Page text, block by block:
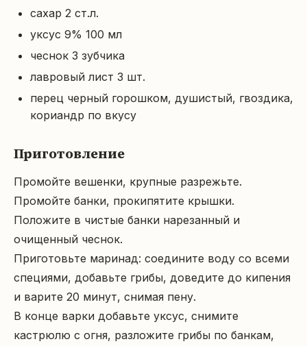
сахар 2 ст.л.
уксус 9% 100 мл
чеснок 3 зубчика
лавровый лист 3 шт.
перец черный горошком, душистый, гвоздика,
кориандр по вкусу
Приготовление
Промойте вешенки, крупные разрежьте.
Промойте банки, прокипятите крышки.
Положите в чистые банки нарезанный и
очищенный чеснок.
Приготовьте маринад: соедините воду со всеми
специями, добавьте грибы, доведите до кипения
и варите 20 минут, снимая пену.
В конце варки добавьте уксус, снимите
кастрюлю с огня, разложите грибы по банкам,